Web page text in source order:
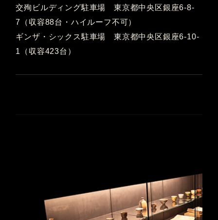
交殉ビルディング駐車場 東京都中央区銀座6-8-
7（収容88台・ハイルーフ不可）
ギンザ・シックス駐車場 東京都中央区銀座6-10-
1（収容423台）